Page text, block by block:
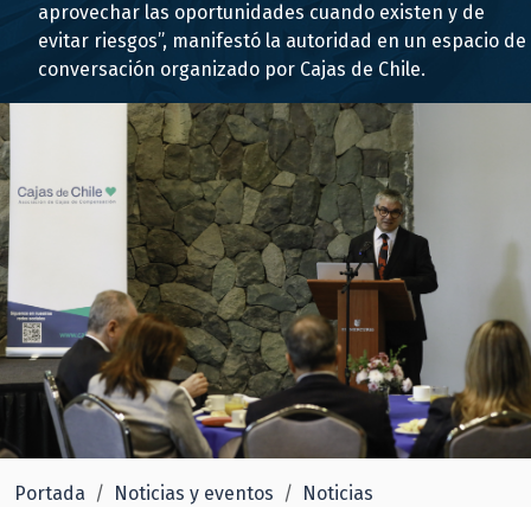
aprovechar las oportunidades cuando existen y de
evitar riesgos”, manifestó la autoridad en un espacio de
conversación organizado por Cajas de Chile.
Portada Noticias y eventos Noticias